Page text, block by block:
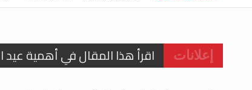
إعلانات
اقرأ هذا المقال في أهمية